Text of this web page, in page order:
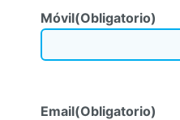
Móvil(Obligatorio)
Email(Obligatorio)